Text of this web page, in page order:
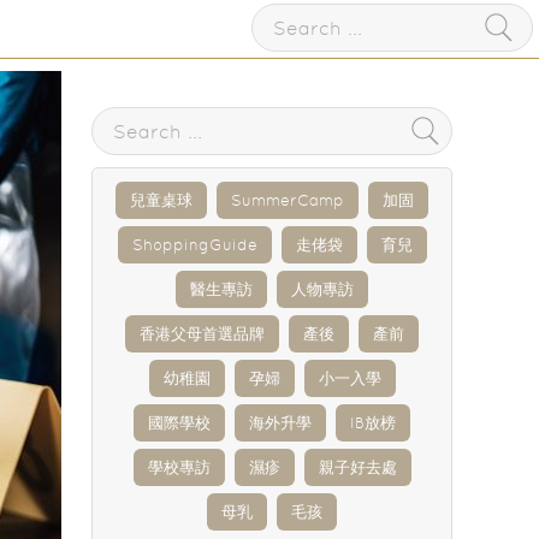
兒童桌球 SummerCamp 加固
ShoppingGuide 走佬袋 育兒
醫生專訪 人物專訪
香港父母首選品牌 產後 產前
幼稚園 孕婦 小一入學
國際學校 海外升學 IB放榜
學校專訪 濕疹 親子好去處
母乳 毛孩